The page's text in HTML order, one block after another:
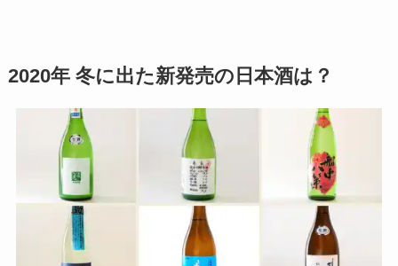
2020年 冬に出た新発売の日本酒は？